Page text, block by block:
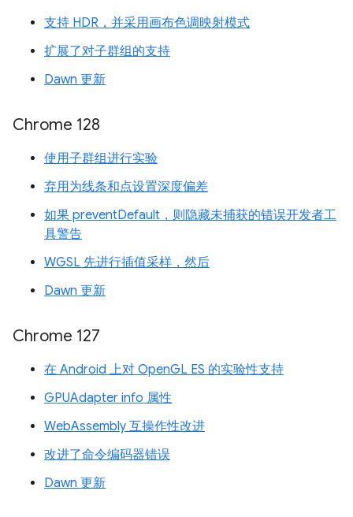
支持 HDR，并采用画布色调映射模式
扩展了对子群组的支持
Dawn 更新
Chrome 128
使用子群组进行实验
弃用为线条和点设置深度偏差
如果 preventDefault，则隐藏未捕获的错误开发者工
具警告
WGSL 先进行插值采样，然后
Dawn 更新
Chrome 127
在 Android 上对 OpenGL ES 的实验性支持
GPUAdapter info 属性
WebAssembly 互操作性改进
改进了命令编码器错误
Dawn 更新